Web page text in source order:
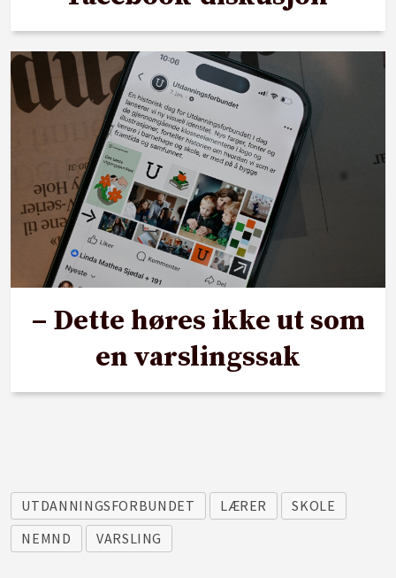
– Dette høres ikke ut som
en varslingssak
UTDANNINGSFORBUNDET LÆRER
SKOLE
NEMND
VARSLING